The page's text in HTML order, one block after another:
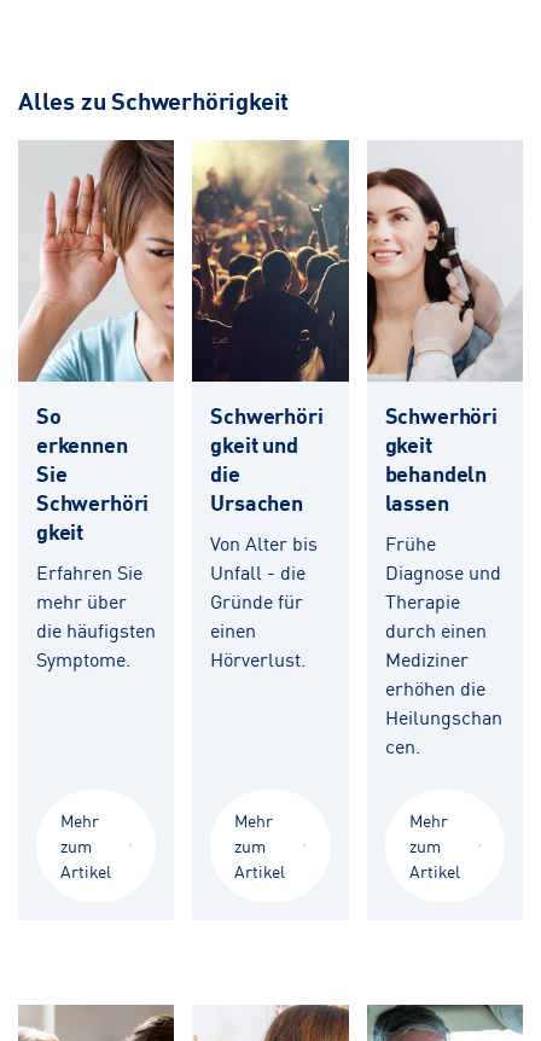
Alles zu Schwerhörigkeit
So
erkennen
Sie
Schwerhöri
gkeit
Erfahren Sie
mehr über
die häufigsten
Symptome.
Mehr
zum
Artikel
Schwerhöri
gkeit und
die
Ursachen
Von Alter bis
Unfall - die
Gründe für
einen
Hörverlust.
Mehr
zum
Artikel
Schwerhöri
gkeit
behandeln
lassen
Frühe
Diagnose und
Therapie
durch einen
Mediziner
erhöhen die
Heilungschan
cen.
Mehr
zum
Artikel